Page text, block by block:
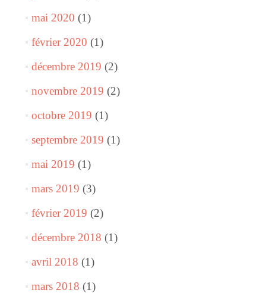
mai 2020 (1)
février 2020 (1)
décembre 2019 (2)
novembre 2019 (2)
octobre 2019 (1)
septembre 2019 (1)
mai 2019 (1)
mars 2019 (3)
février 2019 (2)
décembre 2018 (1)
avril 2018 (1)
mars 2018 (1)